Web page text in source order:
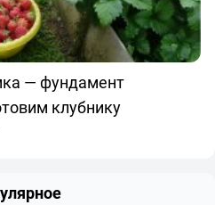
— фундамент
клубнику